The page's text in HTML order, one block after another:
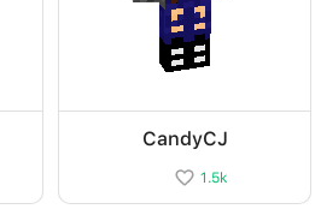
CandyCJ
1.5k